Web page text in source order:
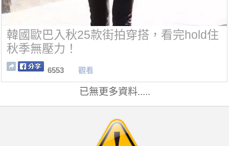
韓國歐巴入秋25款街拍穿搭，看完hold住
秋季無壓力！
6553 觀看
已無更多資料.....